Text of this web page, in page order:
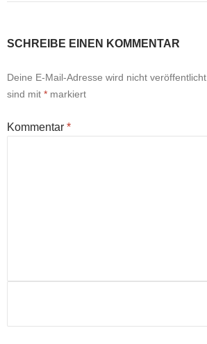
SCHREIBE EINEN KOMMENTAR
Deine E-Mail-Adresse wird nicht veröffentlicht.
sind mit * markiert
Kommentar *